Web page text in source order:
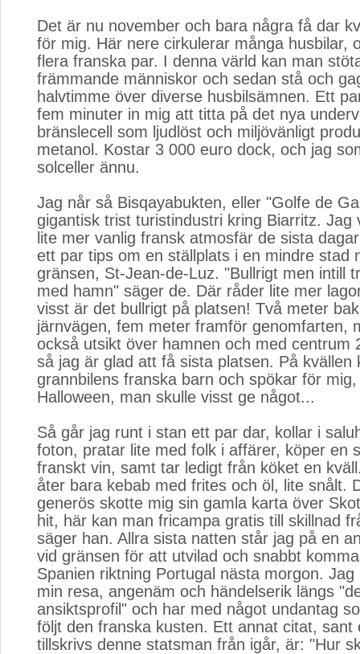
Det är nu november och bara några få dar
för mig. Här nere cirkulerar många husbilar,
flera franska par. I denna värld kan man
främmande människor och sedan stå och
halvtimme över diverse husbilsämnen. Ett
fem minuter in mig att titta på det nya
bränslecell som ljudlöst och miljövänligt
metanol. Kostar 3 000 euro dock, och jag
solceller ännu.
Jag når så Bisqayabukten, eller "Golfe de
gigantisk trist turistindustri kring Biarritz. Jag
lite mer vanlig fransk atmosfär de sista
ett par tips om en ställplats i en mindre stad
gränsen, St-Jean-de-Luz. "Bullrigt men intill
med hamn" säger de. Där råder lite mer
visst är det bullrigt på platsen! Två meter
järnvägen, fem meter framför genomfarten,
också utsikt över hamnen och med centrum
så jag är glad att få sista platsen. På kvällen
grannbilens franska barn och spökar för
Halloween, man skulle visst ge något...
Så går jag runt i stan ett par dar, kollar i
foton, pratar lite med folk i affärer, köper en
franskt vin, samt tar ledigt från köket en
åter bara kebab med frites och öl, lite snålt.
generös skotte mig sin gamla karta över
hit, här kan man fricampa gratis till skillnad
säger han. Allra sista natten står jag på en
vid gränsen för att utvilad och snabbt
Spanien riktning Portugal nästa morgon.
min resa, angenäm och händelserik längs
ansiktsprofil" och har med något undantag
följt den franska kusten. Ett annat citat, sant
tillskrivs denne statsman från igår, är: "Hur